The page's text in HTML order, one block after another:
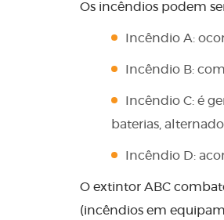
Os incêndios podem
Incêndio A:
Incêndio B:
Incêndio C: é
baterias,
Incêndio D:
O extintor ABC
(incêndios em